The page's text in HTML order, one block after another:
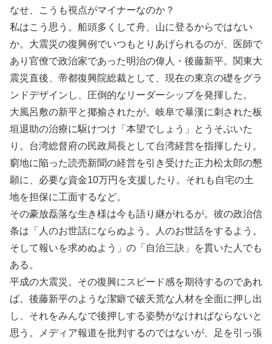
なせ、こうも視点がマイナーなのか？
私はこう思う。船頭多くして舟、山に登るからではない
か。大震災の復興例でいつもとりあげられるのが、医師で
あり官僚で政治家であった明治の偉人・後藤新平。関東大
震災直後、帝都復興院総裁として、現在の東京の礎をグラ
ンドデザインし、圧倒的なリーダーシップを発揮した。
大風呂敷の新平と揶揄されたが。岐阜で暴漢に刺された板
垣退助の治療に駆けつけ「本望でしょう」とうそぶいた
り。台湾総督府の民政局長として台湾経営を指揮したり。
窮地に陥った読売新聞の経営を引き受けた正力松太郎の懇
願に、必要な資金10万円を支援したり。それも自宅の土
地を担保に工面するなど。
その豪放磊落な生き様は今も語り継がれるが。彼の政治信
条は「人のお世話にならぬよう。人のお世話をするよう。
そして報いを求めぬよう」の「自治三訣」を貫いた人でも
ある。
平成の大震災。その復興にスピード感を期待するのであれ
ば。後藤新平のような潔癖で破天荒な人材を全面に押し出
し、それをみんなで後押しする姿勢がなければならないと
思う。メディア報道を批判するのではないが、足を引っ張